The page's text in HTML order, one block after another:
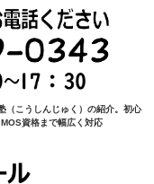
（こうしんじゅく）の紹介。初心
資格まで幅広く対応